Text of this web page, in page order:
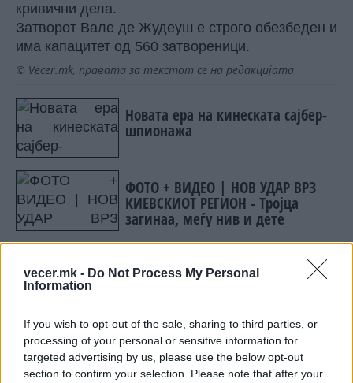
vecer.mk - Do Not Process My Personal
Information
If you wish to opt-out of the sale, sharing to third parties, or
processing of your personal or sensitive information for
targeted advertising by us, please use the below opt-out
section to confirm your selection. Please note that after your
кривични дела.
Затворот Вале де Жудеуш е строго обезбеден и
има капацитет од 560 затвореници.
© Vecer.mk, правата за текстот се на редакцијата
Новата ера на кинеската сајбер-
шпионажа
ФОТО + ВИДЕО | НОВ УДАР ВРЗ
КИЕВСКИОТ РЕГИОН - Тројца
загинаа, меѓу нив и дете
СЕ СПРЕМА МЕТЕОРОЛОШКИ
ХАОС ЗА ЗИМАТА 2026/2027